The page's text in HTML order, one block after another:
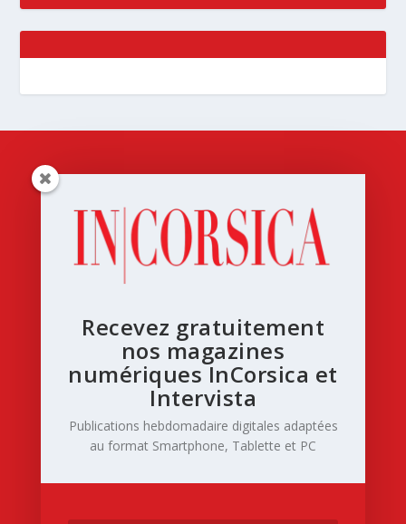
Recevez gratuitement
nos magazines
numériques InCorsica et
Intervista
Publications hebdomadaire digitales adaptées
au format Smartphone, Tablette et PC